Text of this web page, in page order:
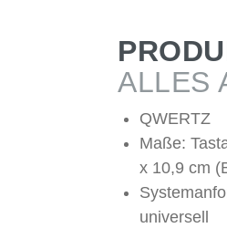
ALLES
QWERTZ
Maße:
x 10,9 cm
universell